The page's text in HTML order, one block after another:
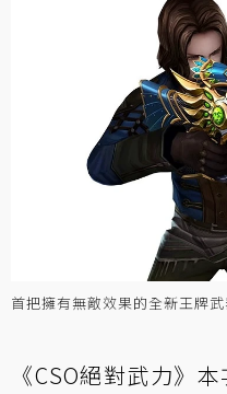
首把擁有無敵效果的全新王牌
《CSO絕對武力》